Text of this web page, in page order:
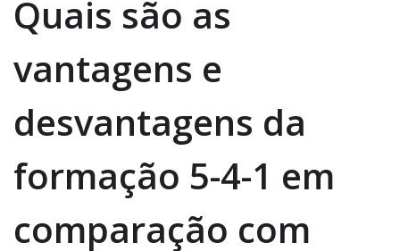
Quais são as
vantagens e
desvantagens da
formação 5-4-1 em
comparação com